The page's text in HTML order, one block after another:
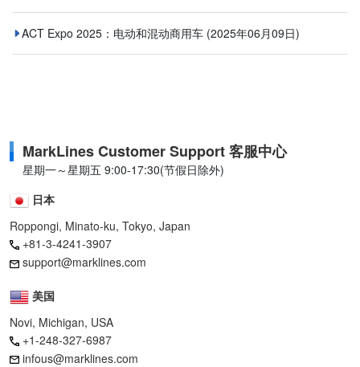
ACT Expo 2025：电动和混动商用车 (2025年06月09日)
MarkLines Customer Support 客服中心
星期一～星期五 9:00-17:30(节假日除外)
日本
Roppongi, Minato-ku, Tokyo, Japan
+81-3-4241-3907
support@marklines.com
美国
Novi, Michigan, USA
+1-248-327-6987
infous@marklines.com